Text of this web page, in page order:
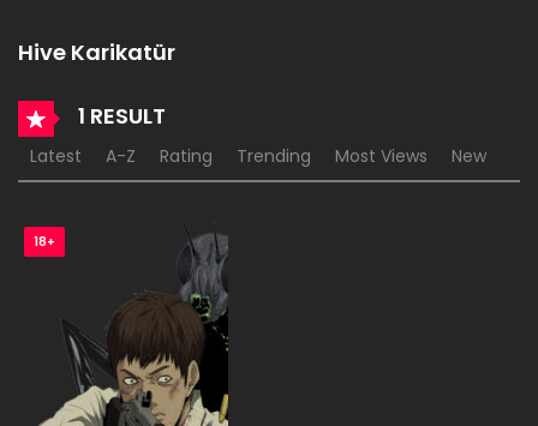
Hive Karikatür
1 RESULT
Latest A-Z Rating Trending Most Views New
18+